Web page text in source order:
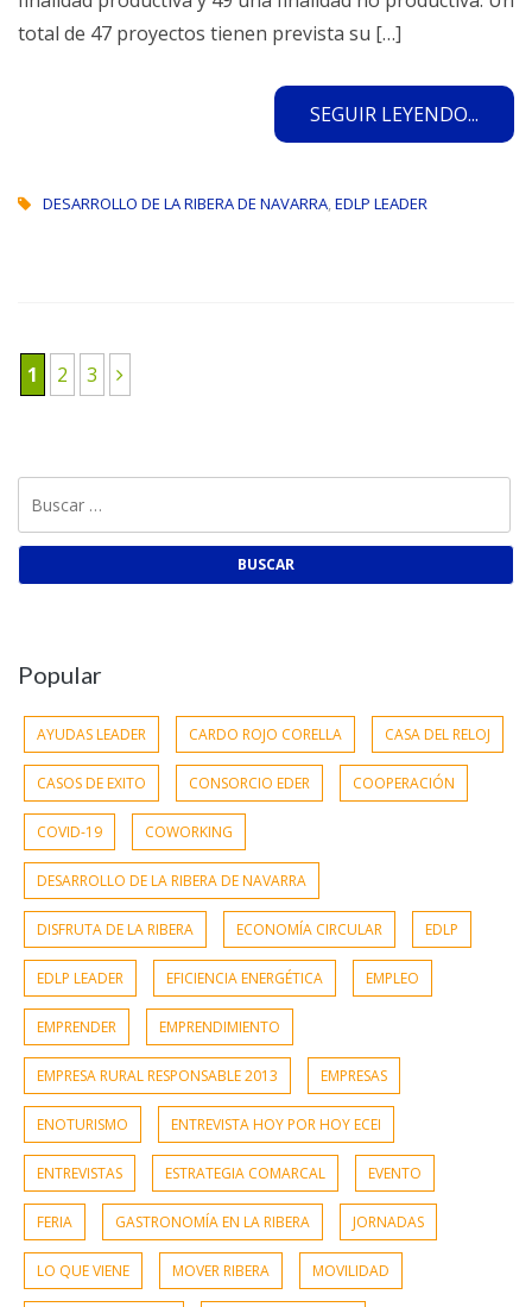
total de 47 proyectos tienen prevista su […]
SEGUIR LEYENDO...
DESARROLLO DE LA RIBERA DE NAVARRA,EDLP LEADER
1 2 3
Popular
AYUDAS LEADER CARDO ROJO CORELLA CASA DEL RELOJ
CASOS DE EXITO CONSORCIO EDER COOPERACIÓN
COVID-19 COWORKING
DESARROLLO DE LA RIBERA DE NAVARRA
DISFRUTA DE LA RIBERA ECONOMÍA CIRCULAR EDLP
EDLP LEADER EFICIENCIA ENERGÉTICA EMPLEO
EMPRENDER EMPRENDIMIENTO
EMPRESA RURAL RESPONSABLE 2013 EMPRESAS
ENOTURISMO ENTREVISTA HOY POR HOY ECEI
ENTREVISTAS ESTRATEGIA COMARCAL EVENTO
FERIA GASTRONOMÍA EN LA RIBERA JORNADAS
LO QUE VIENE MOVER RIBERA MOVILIDAD